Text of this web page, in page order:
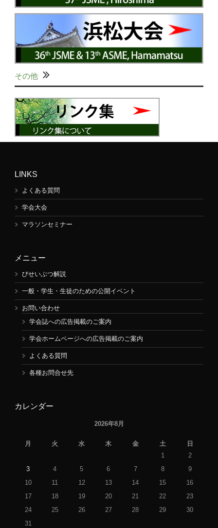
その他
LINKS
よくある質問
学会大会
マラソンセミナー
メニュー
びせいぶつ解説
一般・学生・生徒のための公開イベント
お問い合わせ
学会誌への広告掲載のご案内
学会ホームページへの広告掲載のご案内
よくある質問
各種お問合せ先
カレンダー
2026年8月
月 火 水 木 金 土
日
1
2
3
4 5 6 7 8
9
10
11 12 13 14 15
16
17
18 19 20 21 22
23
24
25 26 27 28 29
30
31